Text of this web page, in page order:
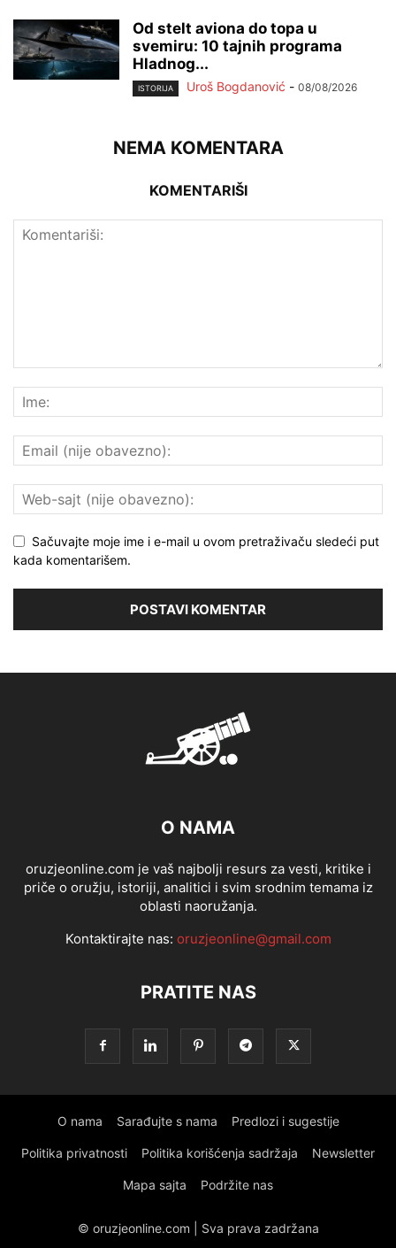
Od stelt aviona do topa u
svemiru: 10 tajnih programa
Hladnog...
ISTORIJA Uroš Bogdanović - 08/08/2026
NEMA KOMENTARA
KOMENTARIŠI
Sačuvajte moje ime i e-mail u ovom pretraživaču sledeći put
kada komentarišem.
O NAMA
oruzjeonline.com je vaš najbolji resurs za vesti, kritike i
priče o oružju, istoriji, analitici i svim srodnim temama iz
oblasti naoružanja.
Kontaktirajte nas: oruzjeonline@gmail.com
PRATITE NAS
O nama Sarađujte s nama Predlozi i sugestije
Politika privatnosti Politika korišćenja sadržaja Newsletter
Mapa sajta Podržite nas
© oruzjeonline.com | Sva prava zadržana